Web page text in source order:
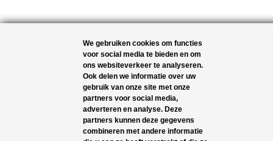
We gebruiken cookies om functies
voor social media te bieden en om
ons websiteverkeer te analyseren.
Ook delen we informatie over uw
gebruik van onze site met onze
partners voor social media,
adverteren en analyse. Deze
partners kunnen deze gegevens
combineren met andere informatie